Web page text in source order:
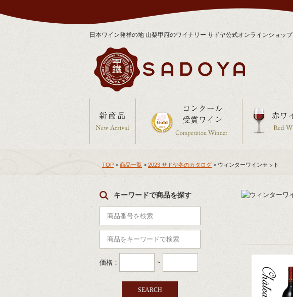
日本ワイン発祥の地 山梨甲府のワイナリー サドヤ公式オンラインショップ
TOP > 商品一覧 > 2023 サドヤ冬のカタログ > ウィンターワインセット
キーワードで商品を探す
価格： ~